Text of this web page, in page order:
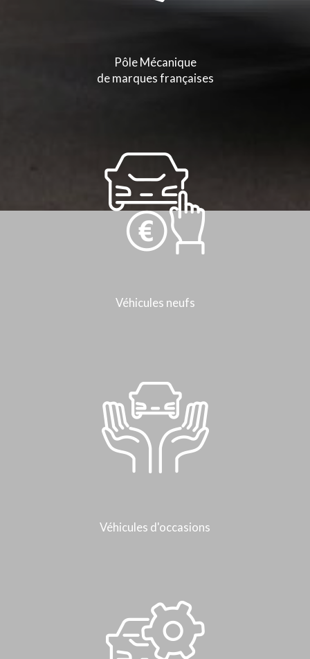
Pôle Mécanique
de marques françaises
Véhicules neufs
Véhicules d'occasions